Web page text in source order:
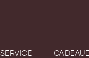
SERVICE